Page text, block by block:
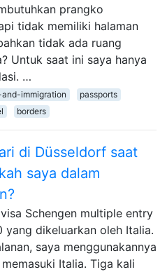
prangko
tidak memiliki halaman
tidak ada ruang
Untuk saat ini saya hanya
…
immigration
passports
borders
di Düsseldorf saat
saya dalam
Schengen multiple entry
yang dikeluarkan oleh Italia.
saya menggunakannya
Italia. Tiga kali